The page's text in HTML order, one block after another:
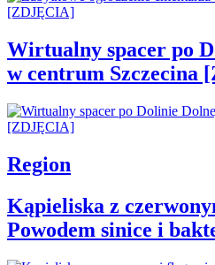
Wirtualny spacer po
w centrum Szczecina
Region
Kąpieliska z
Powodem sinice i